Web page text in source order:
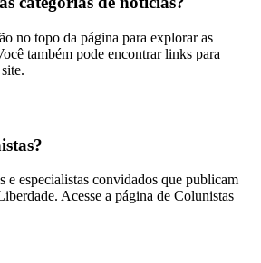
no topo da página para explorar as
também pode encontrar links para
e especialistas convidados que publicam
Acesse a página de Colunistas